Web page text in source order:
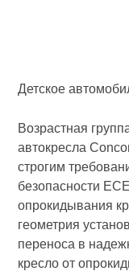
Детское
Возрастная
автокресла
строгим
безопасности
опрокидывания
геометрия
переноса в
кресло от